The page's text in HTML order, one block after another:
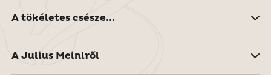
A tökéletes csésze...
A Julius Meinlről